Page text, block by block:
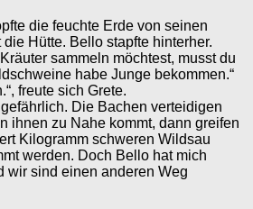
die feuchte Erde von seinen
Hütte. Bello stapfte hinterher.
sammeln möchtest, musst du
habe Junge bekommen.“
freute sich Grete.
Die Bachen verteidigen
ihnen zu Nahe kommt, dann greifen
Kilogramm schweren Wildsau
werden. Doch Bello hat mich
wir sind einen anderen Weg